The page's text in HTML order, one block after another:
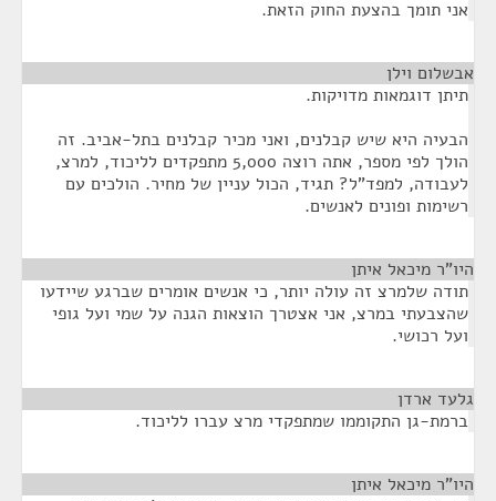
אני תומך בהצעת החוק הזאת.
אבשלום וילן
תיתן דוגמאות מדויקות.
הבעיה היא שיש קבלנים, ואני מכיר קבלנים בתל-אביב. זה
הולך לפי מספר, אתה רוצה 5,000 מתפקדים לליכוד, למרצ,
לעבודה, למפד"ל? תגיד, הכול עניין של מחיר. הולכים עם
רשימות ופונים לאנשים.
היו"ר מיכאל איתן
תודה שלמרצ זה עולה יותר, כי אנשים אומרים שברגע שיידעו
שהצבעתי במרצ, אני אצטרך הוצאות הגנה על שמי ועל גופי
ועל רכושי.
גלעד ארדן
ברמת-גן התקוממו שמתפקדי מרצ עברו לליכוד.
היו"ר מיכאל איתן